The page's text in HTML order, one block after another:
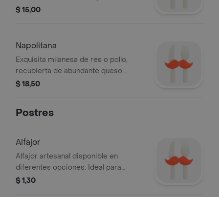
crujientes papas fritas o papa cocida
Foto creada con AI.
$ 15,00
Napolitana
Exquisita milanesa de res o pollo,
recubierta de abundante queso
mozzarella gratinado, con salsa
fritas o papa cocida con salsa pesto,
fresca de la casa.
$ 18,50
Postres
Alfajor
Alfajor artesanal disponible en
diferentes opciones. Ideal para
disfrutar como postre.
$ 1,30